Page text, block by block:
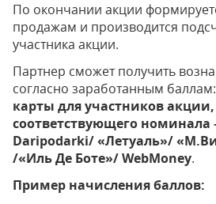
По окончании акции
продажам и производится
участника акции.
Партнер сможет получить
согласно заработанным баллам:
карты для участников акции,
соответствующего
Daripodarki/ «Летуаль»/
/«Иль Де Боте»/ WebMoney.
Пример начисления баллов: